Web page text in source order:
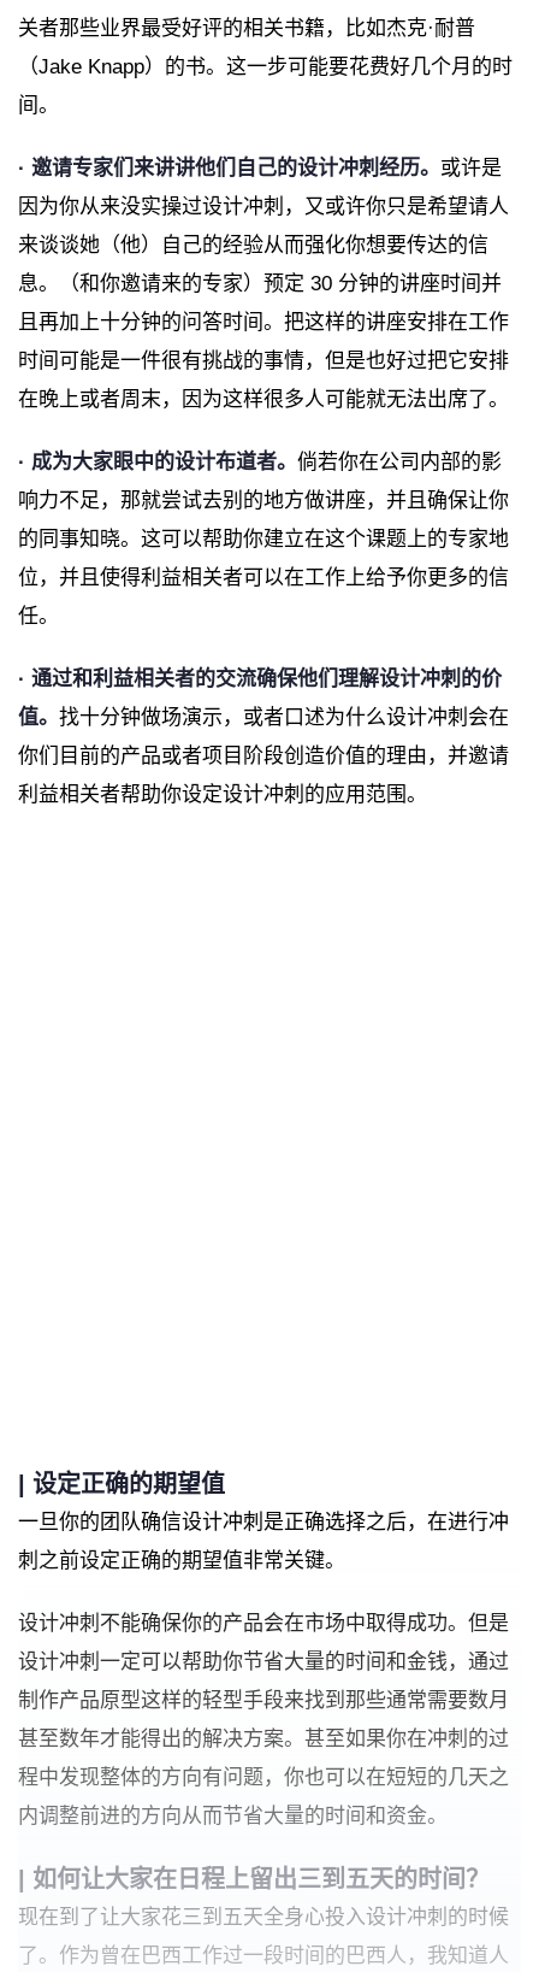
关者那些业界最受好评的相关书籍，比如杰克·耐普
（Jake Knapp）的书。这一步可能要花费好几个月的时
间。
· 邀请专家们来讲讲他们自己的设计冲刺经历。 或许是
因为你从来没实操过设计冲刺，又或许你只是希望请人
来谈谈她（他）自己的经验从而强化你想要传达的信
息。（和你邀请来的专家）预定 30 分钟的讲座时间并
且再加上十分钟的问答时间。把这样的讲座安排在工作
时间可能是一件很有挑战的事情，但是也好过把它安排
在晚上或者周末，因为这样很多人可能就无法出席了。
· 成为大家眼中的设计布道者。 倘若你在公司内部的影
响力不足，那就尝试去别的地方做讲座，并且确保让你
的同事知晓。这可以帮助你建立在这个课题上的专家地
位，并且使得利益相关者可以在工作上给予你更多的信
任。
· 通过和利益相关者的交流确保他们理解设计冲刺的价
值。 找十分钟做场演示，或者口述为什么设计冲刺会在
你们目前的产品或者项目阶段创造价值的理由，并邀请
利益相关者帮助你设定设计冲刺的应用范围。
| 设定正确的期望值
一旦你的团队确信设计冲刺是正确选择之后，在进行冲
刺之前设定正确的期望值非常关键。
设计冲刺不能确保你的产品会在市场中取得成功。但是
设计冲刺一定可以帮助你节省大量的时间和金钱，通过
制作产品原型这样的轻型手段来找到那些通常需要数月
甚至数年才能得出的解决方案。甚至如果你在冲刺的过
程中发现整体的方向有问题，你也可以在短短的几天之
内调整前进的方向从而节省大量的时间和资金。
| 如何让大家在日程上留出三到五天的时间？
现在到了让大家花三到五天全身心投入设计冲刺的时候
了。作为曾在巴西工作过一段时间的巴西人，我知道人